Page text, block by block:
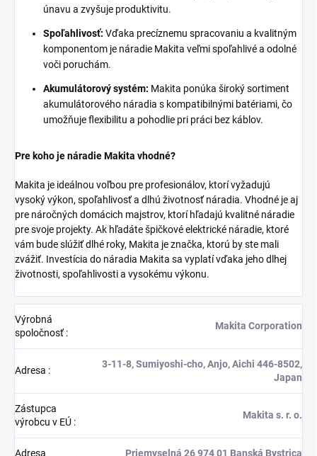
únavu a zvyšuje produktivitu.
Spoľahlivosť: Vďaka precíznemu spracovaniu a kvalitným
komponentom je náradie Makita veľmi spoľahlivé a odolné
voči poruchám.
Akumulátorový systém: Makita ponúka široký sortiment
akumulátorového náradia s kompatibilnými batériami, čo
umožňuje flexibilitu a pohodlie pri práci bez káblov.
Pre koho je náradie Makita vhodné?
Makita je ideálnou voľbou pre profesionálov, ktorí vyžadujú
vysoký výkon, spoľahlivosť a dlhú životnosť náradia. Vhodné je aj
pre náročných domácich majstrov, ktorí hľadajú kvalitné náradie
pre svoje projekty. Ak hľadáte špičkové elektrické náradie, ktoré
vám bude slúžiť dlhé roky, Makita je značka, ktorú by ste mali
zvážiť. Investícia do náradia Makita sa vyplatí vďaka jeho dlhej
životnosti, spoľahlivosti a vysokému výkonu.
Výrobná
spoločnosť:
Makita Corporation
Adresa :
3-11-8, Sumiyoshi-cho, Anjo, Aichi 446-8502,
Japan
Zástupca
výrobcu v EÚ :
Makita s. r. o.
Adresa
Priemyselná 26 974 01 Banská Bystrica